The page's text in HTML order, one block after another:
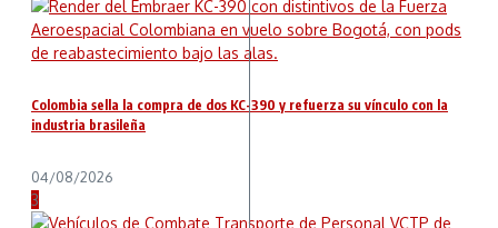
Colombia sella la compra de dos KC-390 y refuerza su vínculo con la
industria brasileña
04/08/2026
3